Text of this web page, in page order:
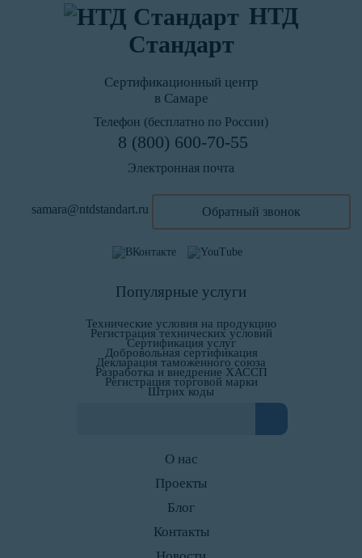
НТД
Стандарт
Сертификационный центр
в Самаре
Телефон (бесплатно по России)
8 (800) 600-70-55
Электронная почта
samara@ntdstandart.ru Обратный звонок
Популярные услуги
Технические условия на продукцию
Регистрация технических условий
Сертификация услуг
Добровольная сертификация
Декларация таможенного союза
Разработка и внедрение ХАССП
Регистрация торговой марки
Штрих коды
О нас
Проекты
Блог
Контакты